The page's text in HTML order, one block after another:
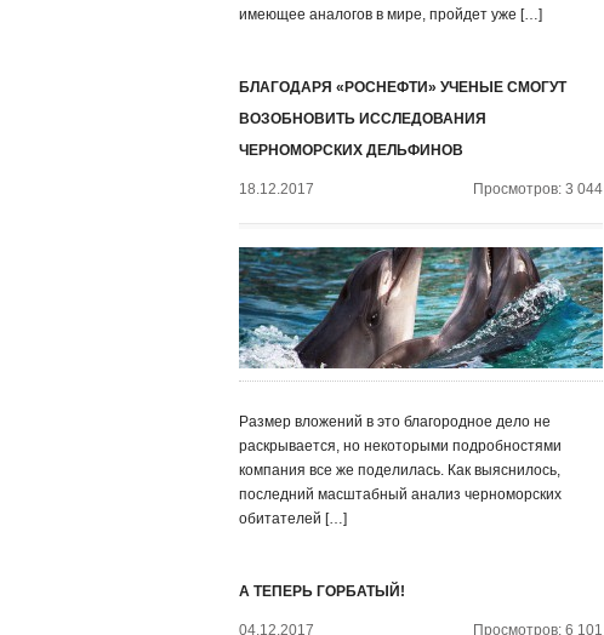
имеющее аналогов в мире, пройдет уже […]
БЛАГОДАРЯ «РОСНЕФТИ» УЧЕНЫЕ СМОГУТ
ВОЗОБНОВИТЬ ИССЛЕДОВАНИЯ
ЧЕРНОМОРСКИХ ДЕЛЬФИНОВ
18.12.2017 Просмотров: 3 044
Размер вложений в это благородное дело не
раскрывается, но некоторыми подробностями
компания все же поделилась. Как выяснилось,
последний масштабный анализ черноморских
обитателей […]
А ТЕПЕРЬ ГОРБАТЫЙ!
04.12.2017 Просмотров: 6 101